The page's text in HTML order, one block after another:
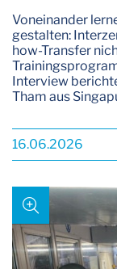
Voneinander
gestalten:
how-Transfer
Interview
Tham aus
16.06.2026